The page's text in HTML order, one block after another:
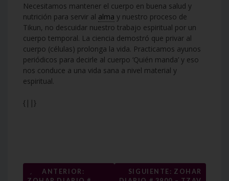
Necesitamos mantener el cuerpo en buena salud y
nutrición para servir al alma y nuestro proceso de
Tikun, no descuidar nuestro trabajo espiritual por un
cuerpo temporal. La ciencia demostró que privar al
cuerpo (células) prolonga la vida. Practicamos ayunos
periódicos para decirle al cuerpo ‘Quién manda’ y eso
nos conduce a una vida sana a nivel material y
espiritual.
{||}
Navegación
←
ANTERIOR:
SIGUIENTE: ZOHAR